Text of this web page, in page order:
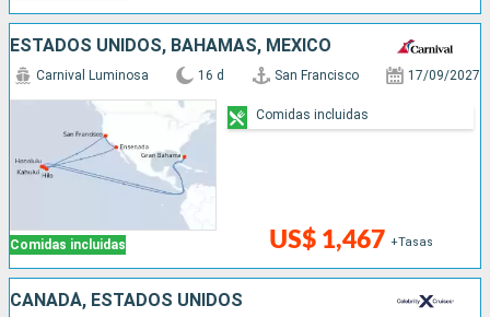
ESTADOS UNIDOS, BAHAMAS, MÉXICO
Comidas incluidas
Carnival Luminosa 16 d San Francisco 17/09/2027
US$ 1,467 +Tasas
Comidas incluidas
CANADÁ, ESTADOS UNIDOS